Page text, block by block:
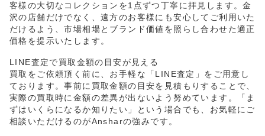
客様の大切なコレクションを1点ずつ丁寧に拝見します。金
沢の店舗だけでなく、遠方のお客様にも安心してご利用いた
だけるよう、市場相場とブランド価値を照らし合わせた適正
価格を提示いたします。
LINE査定で買取金額の目安が見える
買取をご依頼頂く前に、お手軽な「LINE査定」をご用意し
ております。事前に買取金額の目安を見積もりすることで、
実際の買取時に金額の差異が出ないよう努めています。「ま
ずはいくらになるか知りたい」という場合でも、お気軽にご
相談いただけるのがAnsharの強みです。